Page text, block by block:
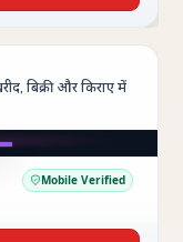
बिक्री और किराए में
Mobile Verified